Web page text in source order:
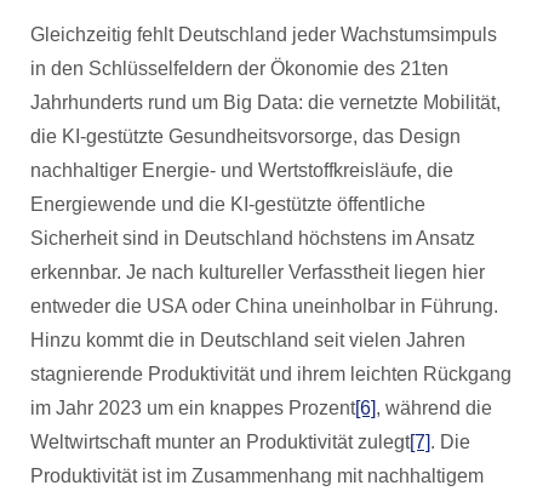
Gleichzeitig fehlt Deutschland jeder Wachstumsimpuls
in den Schlüsselfeldern der Ökonomie des 21ten
Jahrhunderts rund um Big Data: die vernetzte Mobilität,
die KI-gestützte Gesundheitsvorsorge, das Design
nachhaltiger Energie- und Wertstoffkreisläufe, die
Energiewende und die KI-gestützte öffentliche
Sicherheit sind in Deutschland höchstens im Ansatz
erkennbar. Je nach kultureller Verfasstheit liegen hier
entweder die USA oder China uneinholbar in Führung.
Hinzu kommt die in Deutschland seit vielen Jahren
stagnierende Produktivität und ihrem leichten Rückgang
im Jahr 2023 um ein knappes Prozent[6], während die
Weltwirtschaft munter an Produktivität zulegt[7]. Die
Produktivität ist im Zusammenhang mit nachhaltigem